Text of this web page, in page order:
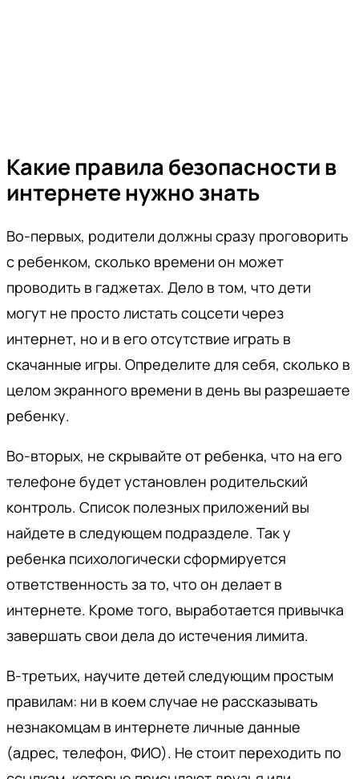
Какие правила безопасности в
интернете нужно знать
Во-первых, родители должны сразу проговорить
с ребенком, сколько времени он может
проводить в гаджетах. Дело в том, что дети
могут не просто листать соцсети через
интернет, но и в его отсутствие играть в
скачанные игры. Определите для себя, сколько в
целом экранного времени в день вы разрешаете
ребенку.
Во-вторых, не скрывайте от ребенка, что на его
телефоне будет установлен родительский
контроль. Список полезных приложений вы
найдете в следующем подразделе. Так у
ребенка психологически сформируется
ответственность за то, что он делает в
интернете. Кроме того, выработается привычка
завершать свои дела до истечения лимита.
В-третьих, научите детей следующим простым
правилам: ни в коем случае не рассказывать
незнакомцам в интернете личные данные
(адрес, телефон, ФИО). Не стоит переходить по